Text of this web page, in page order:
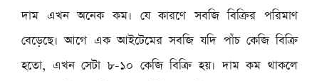
দাম এখন অনেক কম। যে কারণে সবজি বিক্রির পরিমাণ
বেড়েছে। আগে এক আইটেমের সবজি যদি পাঁচ কেজি বিক্রি
হতো, এখন সেটা ৮-১০ কেজি বিক্রি হয়। দাম কম থাকলে